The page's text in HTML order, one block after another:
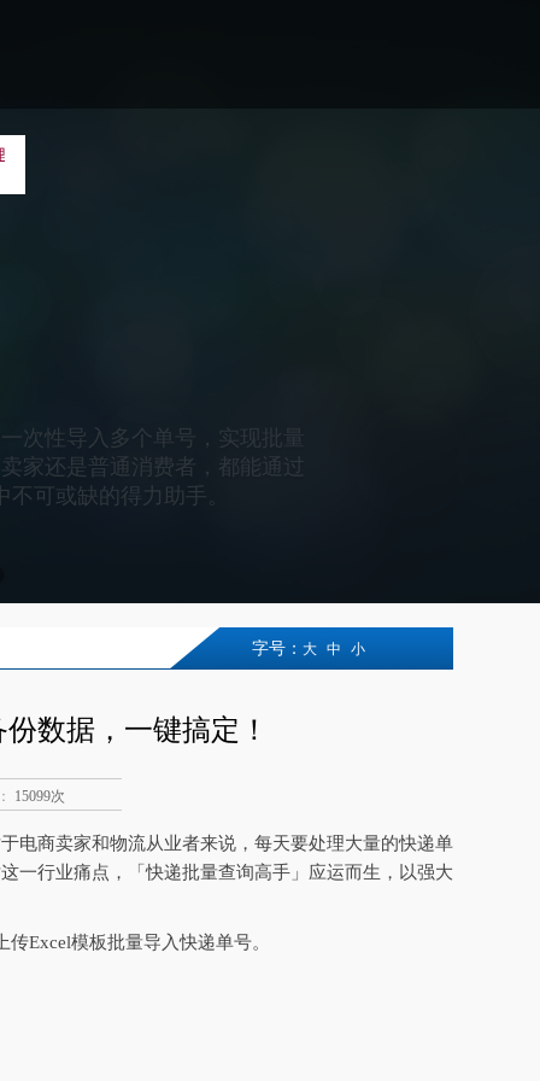
种实用的办公辅助工具，包括
对各种办公挑战。
字号： 大 中 小
数据，一键搞定！
15099次
电商卖家和物流从业者来说，每天要处理大量的快递单
一行业痛点，「快递批量查询高手」应运而生，以强大
Excel模板批量导入快递单号。